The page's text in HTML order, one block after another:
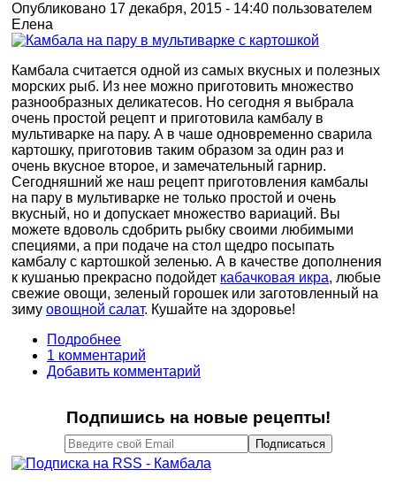
Опубликовано 17 декабря, 2015 - 14:40 пользователем
Елена
Камбала считается одной из самых вкусных и полезных
морских рыб. Из нее можно приготовить множество
разнообразных деликатесов. Но сегодня я выбрала
очень простой рецепт и приготовила камбалу в
мультиварке на пару. А в чаше одновременно сварила
картошку, приготовив таким образом за один раз и
очень вкусное второе, и замечательный гарнир.
Сегодняшний же наш рецепт приготовления камбалы
на пару в мультиварке не только простой и очень
вкусный, но и допускает множество вариаций. Вы
можете вдоволь сдобрить рыбку своими любимыми
специями, а при подаче на стол щедро посыпать
камбалу с картошкой зеленью. А в качестве дополнения
к кушанью прекрасно подойдет кабачковая икра, любые
свежие овощи, зеленый горошек или заготовленный на
зиму овощной салат. Кушайте на здоровье!
Подробнее
1 комментарий
Добавить комментарий
Подпишись на новые рецепты!